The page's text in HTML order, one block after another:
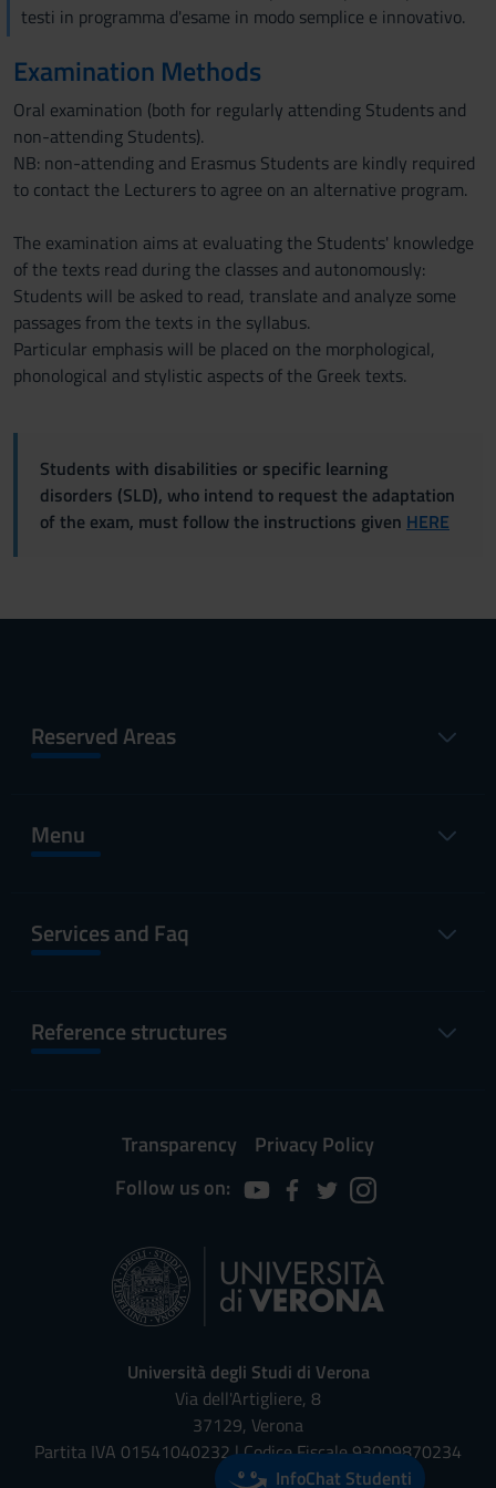
testi in programma d'esame in modo semplice e innovativo.
Examination Methods
Oral examination (both for regularly attending Students and
non-attending Students).
NB: non-attending and Erasmus Students are kindly required
to contact the Lecturers to agree on an alternative program.
The examination aims at evaluating the Students' knowledge
of the texts read during the classes and autonomously:
Students will be asked to read, translate and analyze some
passages from the texts in the syllabus.
Particular emphasis will be placed on the morphological,
phonological and stylistic aspects of the Greek texts.
Students with disabilities or specific learning
disorders (SLD), who intend to request the adaptation
of the exam, must follow the instructions given HERE
Reserved Areas
Menu
Services and Faq
Reference structures
Transparency
Privacy Policy
Follow us on:
Università degli Studi di Verona
Via dell'Artigliere, 8
37129, Verona
Partita IVA 01541040232 | Codice Fiscale 93009870234
InfoChat Studenti